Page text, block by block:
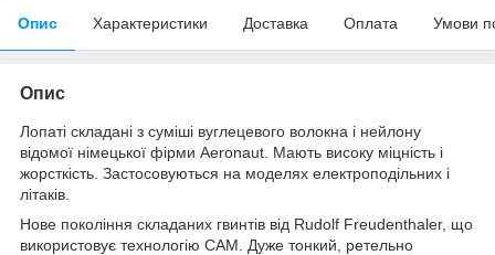
Опис Характеристики Доставка Оплата Умови
Опис
Лопаті складані з суміші вуглецевого волокна і нейлону
відомої німецької фірми Aeronaut. Мають високу міцність і
жорсткість. Застосовуються на моделях електроподільних і
літаків.
Нове покоління складаних гвинтів від Rudolf Freudenthaler, що
використовує технологію CAM. Дуже тонкий, ретельно